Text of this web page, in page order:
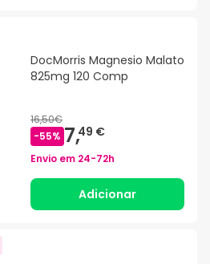
DocMorris Magnesio Malato
825mg 120 Comp
16,50€
-55% 7,49 €
Envio em 24-72h
Adicionar